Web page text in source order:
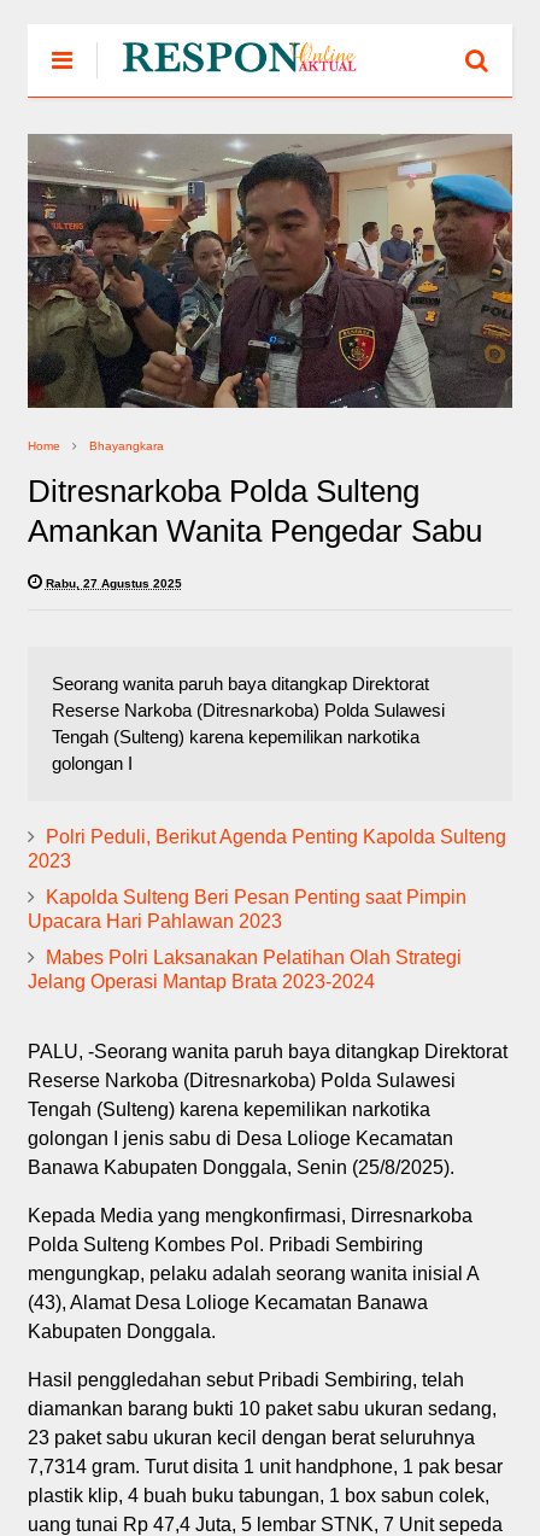
Home Bhayangkara
Ditresnarkoba Polda Sulteng
Amankan Wanita Pengedar Sabu
Rabu, 27 Agustus 2025
Seorang wanita paruh baya ditangkap Direktorat
Reserse Narkoba (Ditresnarkoba) Polda Sulawesi
Tengah (Sulteng) karena kepemilikan narkotika
golongan I
Polri Peduli, Berikut Agenda Penting Kapolda Sulteng
2023
Kapolda Sulteng Beri Pesan Penting saat Pimpin
Upacara Hari Pahlawan 2023
Mabes Polri Laksanakan Pelatihan Olah Strategi
Jelang Operasi Mantap Brata 2023-2024
PALU, -Seorang wanita paruh baya ditangkap Direktorat
Reserse Narkoba (Ditresnarkoba) Polda Sulawesi
Tengah (Sulteng) karena kepemilikan narkotika
golongan I jenis sabu di Desa Lolioge Kecamatan
Banawa Kabupaten Donggala, Senin (25/8/2025).
Kepada Media yang mengkonfirmasi, Dirresnarkoba
Polda Sulteng Kombes Pol. Pribadi Sembiring
mengungkap, pelaku adalah seorang wanita inisial A
(43), Alamat Desa Lolioge Kecamatan Banawa
Kabupaten Donggala.
Hasil penggledahan sebut Pribadi Sembiring, telah
diamankan barang bukti 10 paket sabu ukuran sedang,
23 paket sabu ukuran kecil dengan berat seluruhnya
7,7314 gram. Turut disita 1 unit handphone, 1 pak besar
plastik klip, 4 buah buku tabungan, 1 box sabun colek,
uang tunai Rp 47,4 Juta, 5 lembar STNK, 7 Unit sepeda